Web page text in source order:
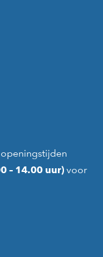
– 14.00 uur) voor